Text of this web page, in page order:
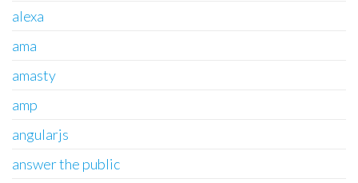
alexa
ama
amasty
amp
angularjs
answer the public